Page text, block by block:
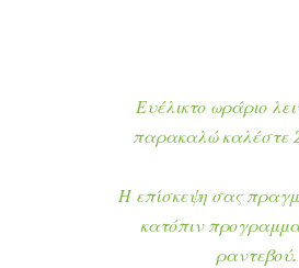
Ευέλικτο ωράριο
παρακαλώ καλέστε
Η επίσκεψη σας
κατόπιν
ραντεβού.